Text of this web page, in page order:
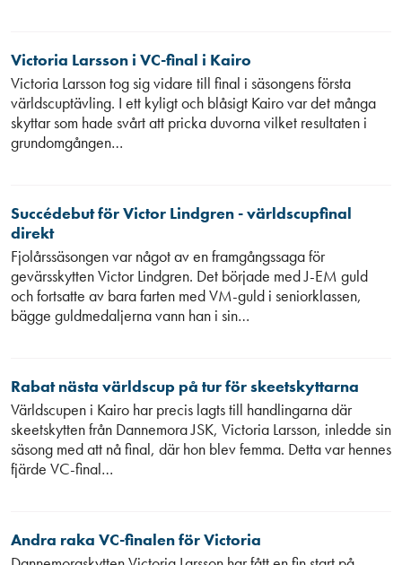
Victoria Larsson i VC-final i Kairo
Victoria Larsson tog sig vidare till final i säsongens första
världscuptävling. I ett kyligt och blåsigt Kairo var det många
skyttar som hade svårt att pricka duvorna vilket resultaten i
grundomgången…
Succédebut för Victor Lindgren - världscupfinal
direkt
Fjolårssäsongen var något av en framgångssaga för
gevärsskytten Victor Lindgren. Det började med J-EM guld
och fortsatte av bara farten med VM-guld i seniorklassen,
bägge guldmedaljerna vann han i sin…
Rabat nästa världscup på tur för skeetskyttarna
Världscupen i Kairo har precis lagts till handlingarna där
skeetskytten från Dannemora JSK, Victoria Larsson, inledde sin
säsong med att nå final, där hon blev femma. Detta var hennes
fjärde VC-final…
Andra raka VC-finalen för Victoria